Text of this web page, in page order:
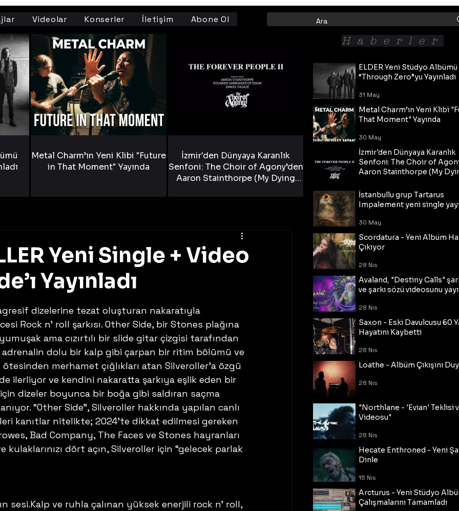
Videolar Konserler İletişim Abone Ol
Yeni Single + Video
Yayınladı
dizelerine tezat oluşturan nakaratıyla
Rock n’ roll şarkısı. Other Side, bir Stones plağına
ama cızırtılı bir slide gitar çizgisi tarafından
dolu bir kalp gibi çarpan bir ritim bölümü ve
merhamet çığlıkları atan Silveroller’a özgü
ilerliyor ve kendini nakaratta şarkıya eşlik eden bir
dizeler boyunca bir boğa gibi saldıran saçma
“Other Side”, Silveroller hakkında yapılan canlı
kanıtlar nitelikte; 2024’te dikkat edilmesi gereken
Bad Company, The Faces ve Stones hayranları
kulaklarınızı dört açın, Silveroller için “gelecek parlak
sesi.Kalp ve ruhla çalınan yüksek enerjili rock n’ roll,
Metal Charm’ın Yeni Klibi "Future
in That Moment" Yayında
İzmir'den Dünyaya Karanlık
Senfoni: The Choir of Agony’den
Aaron Stainthorpe (My Dying
ELDER Yeni Stüdyo Albümü
“Through Zero”yu Yayınladı
31 May
Metal Charm’ın Yeni Klibi
That Moment" Yayında
30 May
İzmir'den Dünyaya Karanlık
Senfoni: The Choir of
Aaron Stainthorpe (My
Tekli!
30 May
İstanbullu grup Tartarus
Impalement yeni single
30 May
Scordatura - Yeni Albüm
Çıkıyor
28 Nis
Avaland, "Destiny Calls"
ve şarkı sözü videosunu
28 Nis
Saxon - Eski Davulcusu 60
Hayatını Kaybetti
28 Nis
Loathe - Albüm Çıkışını
28 Nis
"Northlane - 'Evian' Teklisi
Videosu"
28 Nis
Hecate Enthroned - Yeni
Dinle
15 Nis
Arcturus - Yeni Stüdyo
Çalışmalarını Tamamladı
Haberler